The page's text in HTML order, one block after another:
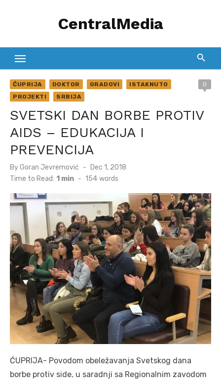
CentralMedia
ĆUPRIJA DOKTOR GRADOVI
ISTAKNUTO
PROJEKTI
SRBIJA
0
SVETSKI DAN BORBE PROTIV
AIDS – EDUKACIJA I
PREVENCIJA
ByGoran Jevremović
Posted
on
Dec 1, 2018
Time to Read: 1 min - 154 words
ĆUPRIJA- Povodom obeležavanja Svetskog dana
borbe protiv side, u saradnji sa Regionalnim zavodom